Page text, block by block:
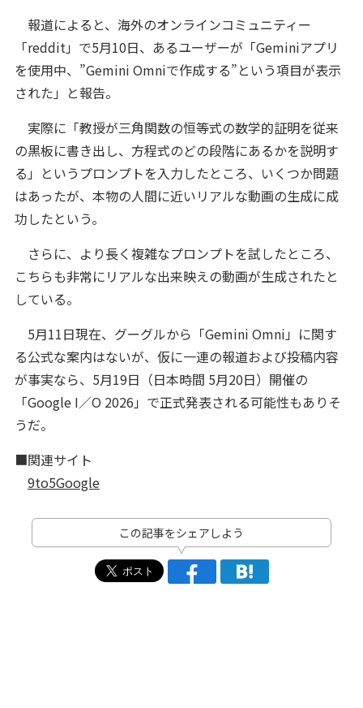
報道によると、海外のオンラインコミュニティー
「reddit」で5月10日、あるユーザーが「Geminiアプリ
を使用中、”Gemini Omniで作成する”という項目が表示
された」と報告。
実際に「教授が三角関数の恒等式の数学的証明を従来
の黒板に書き出し、方程式のどの段階にあるかを説明す
る」というプロンプトを入力したところ、いくつか問題
はあったが、本物の人間に近いリアルな動画の生成に成
功したという。
さらに、より長く複雑なプロンプトを試したところ、
こちらも非常にリアルな出来映えの動画が生成されたと
している。
5月11日現在、グーグルから「Gemini Omni」に関す
る公式な案内はないが、仮に一連の報道および投稿内容
が事実なら、5月19日（日本時間 5月20日）開催の
「Google I／O 2026」で正式発表される可能性もありそ
うだ。
■関連サイト
9to5Google
この記事をシェアしよう